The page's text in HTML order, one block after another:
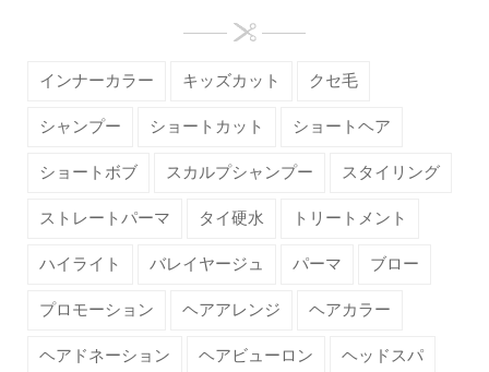
インナーカラー キッズカット
クセ毛
シャンプー
ショートカット
ショートヘア
ショートボブ
スカルプシャンプー
スタイリング
ストレートパーマ
タイ硬水
トリートメント
ハイライト
バレイヤージュ パーマ
ブロー
プロモーション
ヘアアレンジ
ヘアカラー
ヘアドネーション
ヘアビューロン
ヘッドスパ